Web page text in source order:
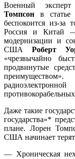
Военный эксперт
Томпсон в статье
беспокоится из-за
Россия и Китай
модернизации и
США Роберт
«чрезвычайно
продвинутые
Даже такие
государства»*
плане. Лорен
США начинает
— Хроническая